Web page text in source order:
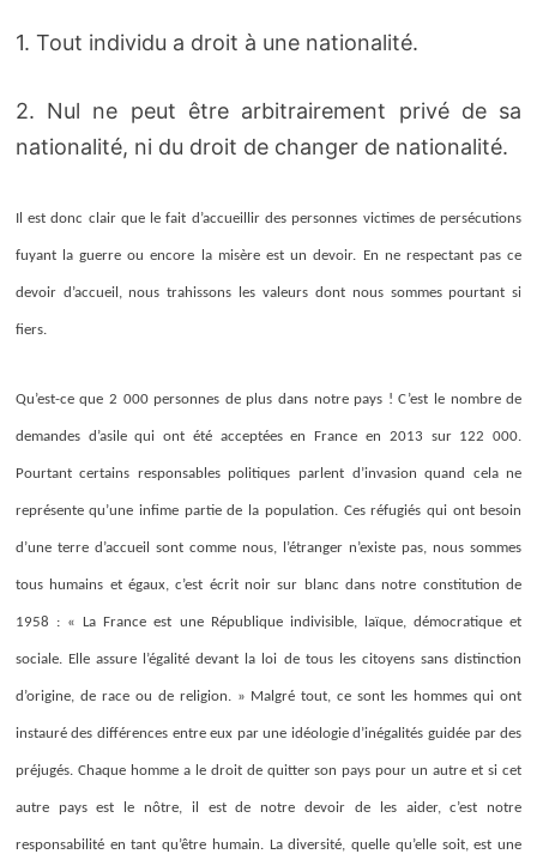
1. Tout individu a droit à une nationalité.
2. Nul ne peut être arbitrairement privé de sa
nationalité, ni du droit de changer de nationalité.
Il est donc clair que le fait d’accueillir des personnes victimes de persécutions
fuyant la guerre ou encore la misère est un devoir. En ne respectant pas ce
devoir d’accueil, nous trahissons les valeurs dont nous sommes pourtant si
fiers.
Qu’est-ce que 2 000 personnes de plus dans notre pays ! C’est le nombre de
demandes d’asile qui ont été acceptées en France en 2013 sur 122 000.
Pourtant certains responsables politiques parlent d’invasion quand cela ne
représente qu’une infime partie de la population. Ces réfugiés qui ont besoin
d’une terre d’accueil sont comme nous, l’étranger n’existe pas, nous sommes
tous humains et égaux, c’est écrit noir sur blanc dans notre constitution de
1958 : « La France est une République indivisible, laïque, démocratique et
sociale. Elle assure l’égalité devant la loi de tous les citoyens sans distinction
d’origine, de race ou de religion. » Malgré tout, ce sont les hommes qui ont
instauré des différences entre eux par une idéologie d’inégalités guidée par des
préjugés. Chaque homme a le droit de quitter son pays pour un autre et si cet
autre pays est le nôtre, il est de notre devoir de les aider, c’est notre
responsabilité en tant qu’être humain. La diversité, quelle qu’elle soit, est une